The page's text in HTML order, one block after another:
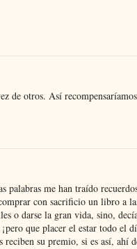
de otros. Así
palabras me han traído
con sacrificio un libro a
o darse la gran vida, sino,
que placer el estar todo el
su premio, si es así, ahí